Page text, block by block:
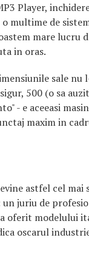
Player,
multime de
mare lucru
in oras.
sale nu
500 (o sa
- e aceeasi
maxim in
astfel cel mai
un juriu de
oferit modelului
oscarul